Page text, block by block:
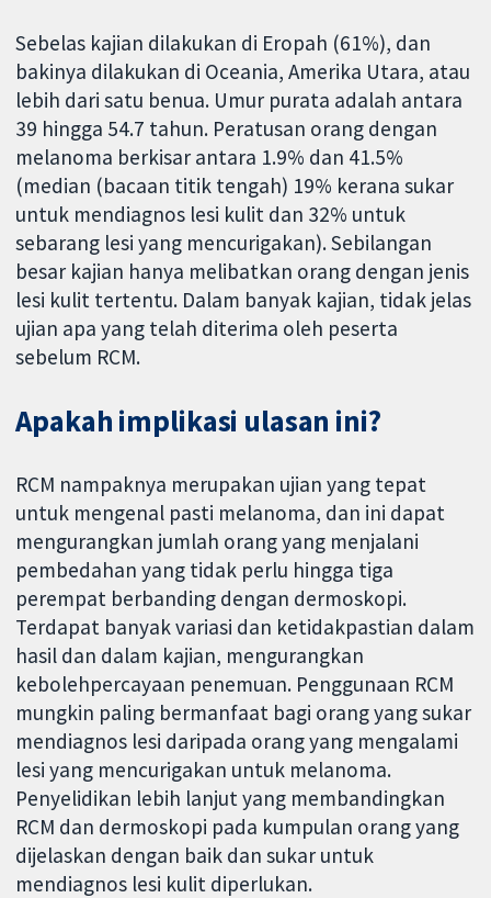
Sebelas kajian dilakukan di Eropah (61%), dan
bakinya dilakukan di Oceania, Amerika Utara, atau
lebih dari satu benua. Umur purata adalah antara
39 hingga 54.7 tahun. Peratusan orang dengan
melanoma berkisar antara 1.9% dan 41.5%
(median (bacaan titik tengah) 19% kerana sukar
untuk mendiagnos lesi kulit dan 32% untuk
sebarang lesi yang mencurigakan). Sebilangan
besar kajian hanya melibatkan orang dengan jenis
lesi kulit tertentu. Dalam banyak kajian, tidak jelas
ujian apa yang telah diterima oleh peserta
sebelum RCM.
Apakah implikasi ulasan ini?
RCM nampaknya merupakan ujian yang tepat
untuk mengenal pasti melanoma, dan ini dapat
mengurangkan jumlah orang yang menjalani
pembedahan yang tidak perlu hingga tiga
perempat berbanding dengan dermoskopi.
Terdapat banyak variasi dan ketidakpastian dalam
hasil dan dalam kajian, mengurangkan
kebolehpercayaan penemuan. Penggunaan RCM
mungkin paling bermanfaat bagi orang yang sukar
mendiagnos lesi daripada orang yang mengalami
lesi yang mencurigakan untuk melanoma.
Penyelidikan lebih lanjut yang membandingkan
RCM dan dermoskopi pada kumpulan orang yang
dijelaskan dengan baik dan sukar untuk
mendiagnos lesi kulit diperlukan.